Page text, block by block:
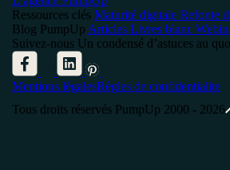
Ressources clés Maturité digitale Refonte
Blog PumpUp Articles Livres blanc
Suivez-nous Un condensé d’astuces au
Mentions légalesRègles de confidentialite
Tous droits réservés PumpUp 2000 - 2026